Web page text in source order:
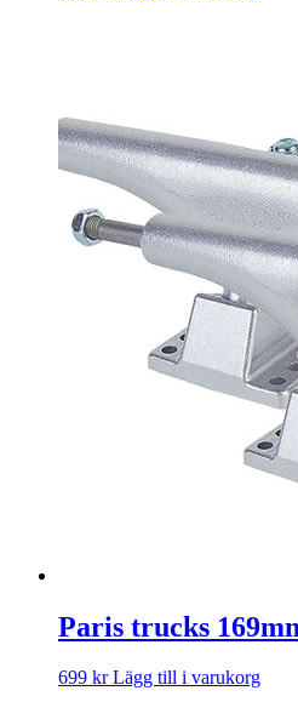
Paris trucks
699 kr Lägg till i varukorg